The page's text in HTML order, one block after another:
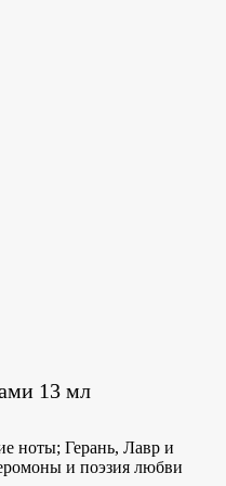
13 мл
ноты; Герань, Лавр и
и поэзия любви